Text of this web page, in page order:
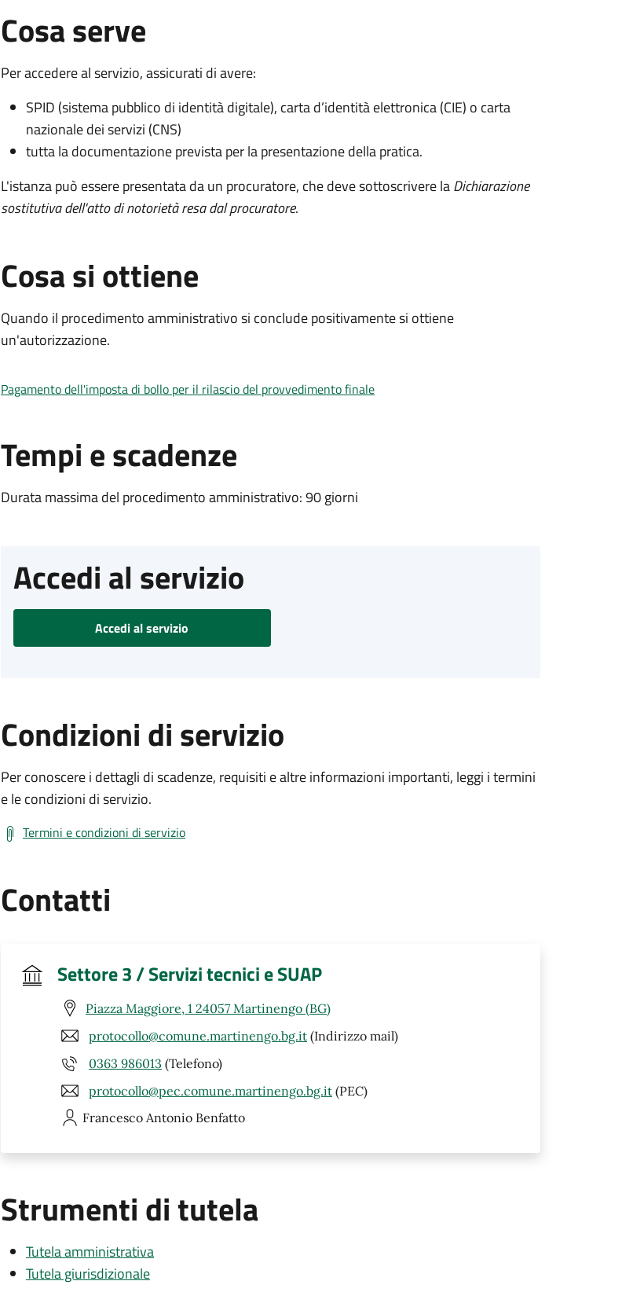
Cosa serve
Per accedere al servizio, assicurati di avere:
SPID (sistema pubblico di identità digitale), carta d’identità elettronica (CIE) o carta
nazionale dei servizi (CNS)
tutta la documentazione prevista per la presentazione della pratica.
L'istanza può essere presentata da un procuratore, che deve sottoscrivere laDichiarazione
sostitutiva dell'atto di notorietà resa dal procuratore.
Cosa si ottiene
Quando il procedimento amministrativo si conclude positivamente si ottiene
un'autorizzazione.
Pagamento dell'imposta di bollo per il rilascio del provvedimento finale
Tempi e scadenze
Durata massima del procedimento amministrativo: 90 giorni
Accedi al servizio
Accedi al servizio
Condizioni di servizio
Per conoscere i dettagli di scadenze, requisiti e altre informazioni importanti, leggi i termini
e le condizioni di servizio.
Termini e condizioni di servizio
Contatti
Settore 3 / Servizi tecnici e SUAP
Piazza Maggiore, 1 24057 Martinengo (BG)
protocollo@comune.martinengo.bg.it (Indirizzo mail)
0363 986013 (Telefono)
protocollo@pec.comune.martinengo.bg.it (PEC)
Francesco Antonio Benfatto
Strumenti di tutela
Tutela amministrativa
Tutela giurisdizionale